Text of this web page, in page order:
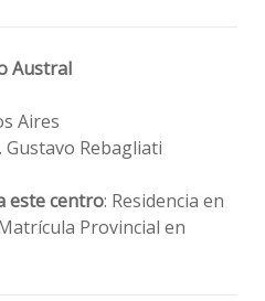
Austral
Aires
Gustavo Rebagliati
este centro: Residencia en
Provincial en